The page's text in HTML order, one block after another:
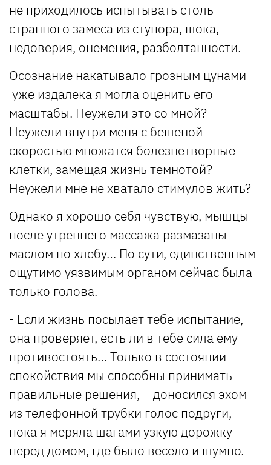
не приходилось испытывать столь
странного замеса из ступора, шока,
недоверия, онемения, разболтанности.
Осознание накатывало грозным цунами –
уже издалека я могла оценить его
масштабы. Неужели это со мной?
Неужели внутри меня с бешеной
скоростью множатся болезнетворные
клетки, замещая жизнь темнотой?
Неужели мне не хватало стимулов жить?
Однако я хорошо себя чувствую, мышцы
после утреннего массажа размазаны
маслом по хлебу… По сути, единственным
ощутимо уязвимым органом сейчас была
только голова.
- Если жизнь посылает тебе испытание,
она проверяет, есть ли в тебе сила ему
противостоять… Только в состоянии
спокойствия мы способны принимать
правильные решения, – доносился эхом
из телефонной трубки голос подруги,
пока я меряла шагами узкую дорожку
перед домом, где было весело и шумно.